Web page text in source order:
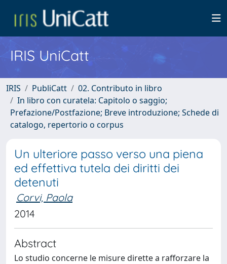
IRIS UniCatt
IRIS PubliCatt
02. Contributo in libro
In libro con curatela: Capitolo o saggio;
Prefazione/Postfazione; Breve introduzione; Schede di
catalogo, repertorio o corpus
Un ulteriore passo verso una piena
ed effettiva tutela dei diritti dei
detenuti
Corvi, Paola
2014
Abstract
Lo studio concerne le misure dirette a rafforzare la